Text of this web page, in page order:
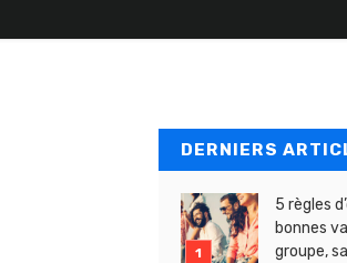
DERNIERS
5 règles
bonnes
groupe,